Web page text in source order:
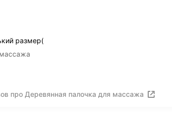
размер(
про Деревянная палочка для массажа